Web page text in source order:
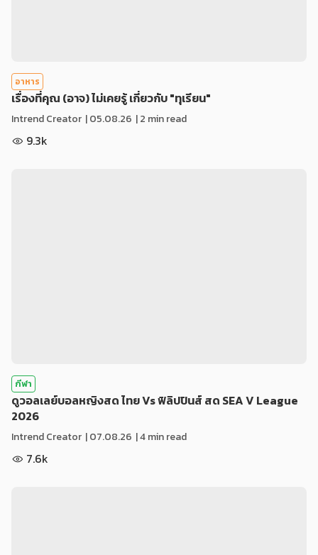
อาหาร
เรื่องที่คุณ (อาจ) ไม่เคยรู้ เกี่ยวกับ "ทุเรียน"
Intrend Creator |05.08.26 | 2 min read
9.3k
กีฬา
ดูวอลเลย์บอลหญิงสด ไทย Vs ฟิลิปปินส์ สด SEA V League
2026
Intrend Creator |07.08.26 | 4 min read
7.6k